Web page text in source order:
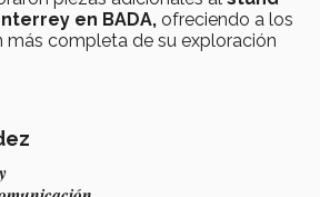
en BADA, ofreciendo a los
más completa de su exploración